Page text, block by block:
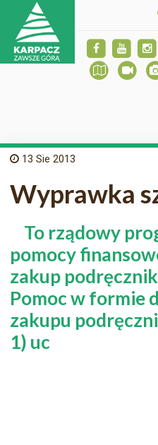
13 Sie 2013
Wyprawka
To rządowy
pomocy
zakup
Pomoc w formie
zakupu
1) uc